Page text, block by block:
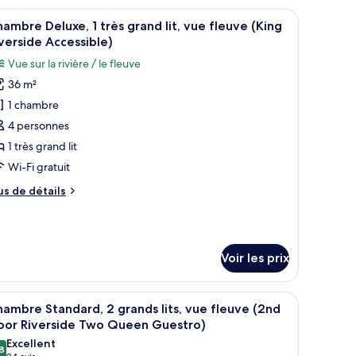
et une table.
portable, rideaux occultants
:
Bureau, espace de travail pour ordinateur
4
Deluxe, 1 très grand lit, vue fleuve (King
Accessible)
Vue sur la rivière / le fleuve
36 m²
1 chambre
4 personnes
1 très grand lit
Wi-Fi gratuit
de détails
Voir les prix
portable, rideaux occultants
4
Standard, 2 grands lits, vue fleuve (2nd
Riverside Two Queen Guestro)
Excellent